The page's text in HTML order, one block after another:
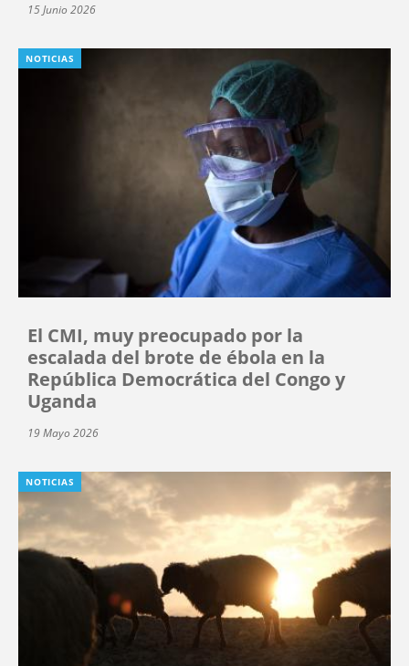
15 Junio 2026
NOTICIAS
El CMI, muy preocupado por la
escalada del brote de ébola en la
República Democrática del Congo y
Uganda
19 Mayo 2026
NOTICIAS